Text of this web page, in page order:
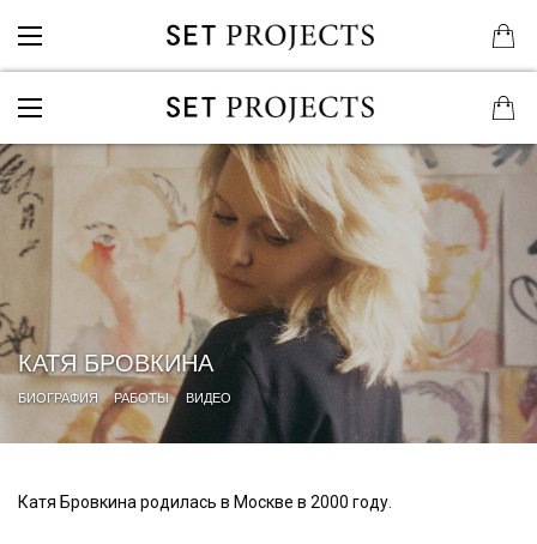
БИОГРАФИЯ
КАТЯ БРОВКИНА
РАБОТЫ ВИДЕО
Катя Бровкина родилась в Москве в 2000 году.